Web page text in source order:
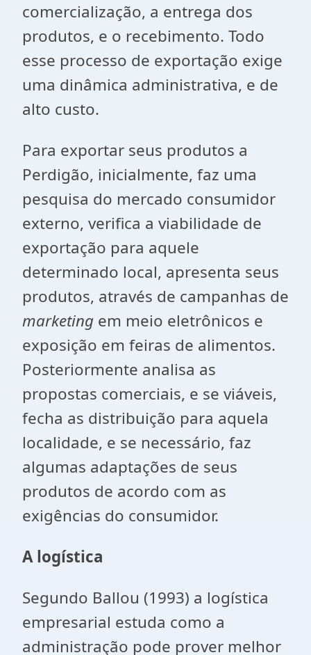
comercialização, a entrega dos
produtos, e o recebimento. Todo
esse processo de exportação exige
uma dinâmica administrativa, e de
alto custo.
Para exportar seus produtos a
Perdigão, inicialmente, faz uma
pesquisa do mercado consumidor
externo, verifica a viabilidade de
exportação para aquele
determinado local, apresenta seus
produtos, através de campanhas de
marketing em meio eletrônicos e
exposição em feiras de alimentos.
Posteriormente analisa as
propostas comerciais, e se viáveis,
fecha as distribuição para aquela
localidade, e se necessário, faz
algumas adaptações de seus
produtos de acordo com as
exigências do consumidor.
A logística
Segundo Ballou (1993) a logística
empresarial estuda como a
administração pode prover melhor